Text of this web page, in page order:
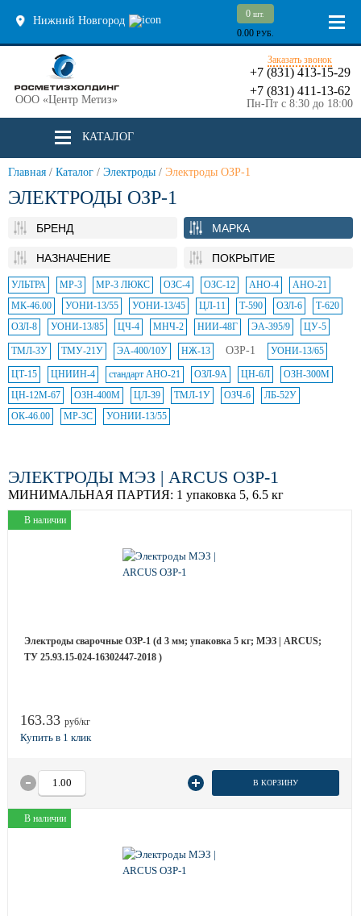
Нижний Новгород
0 шт.
0.00 РУБ.
ООО «Центр Метиз»
Заказать звонок
+7 (831) 413-15-29
+7 (831) 411-13-62
Пн-Пт с 8:30 до 18:00
КАТАЛОГ
Главная / Каталог / Электроды / Электроды ОЗР-1
ЭЛЕКТРОДЫ ОЗР-1
БРЕНД МАРКА
НАЗНАЧЕНИЕ ПОКРЫТИЕ
УЛЬТРА МР-3 МР-3 ЛЮКС ОЗС-4 ОЗС-12 АНО-4
АНО-21
МК-46.00
УОНИ-13/55 УОНИ-13/45 ЦЛ-11 Т-590 ОЗЛ-6
Т-620
ОЗЛ-8
УОНИ-13/85 ЦЧ-4 МНЧ-2 НИИ-48Г ЭА-395/9 ЦУ-5
ТМЛ-3У ТМУ-21У ЭА-400/10У НЖ-13 ОЗР-1 УОНИ-13/65
ЦТ-15 ЦНИИН-4 стандарт АНО-21 ОЗЛ-9А ЦН-6Л
ОЗН-300М
ЦН-12М-67
ОЗН-400М ЦЛ-39 ТМЛ-1У ОЗЧ-6
ЛБ-52У
ОК-46.00
МР-3С УОНИИ-13/55
ЭЛЕКТРОДЫ МЭЗ | ARCUS ОЗР-1
МИНИМАЛЬНАЯ ПАРТИЯ: 1 упаковка 5, 6.5 кг
В наличии
Электроды сварочные ОЗР-1 (d 3 мм; упаковка 5 кг; МЭЗ | ARCUS;
ТУ 25.93.15-024-16302447-2018 )
163.33 руб/кг
В КОРЗИНУ
В наличии